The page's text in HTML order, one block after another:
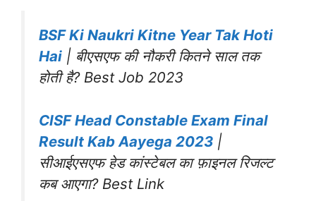
BSF Ki Naukri Kitne Year Tak Hoti
Hai | बीएसएफ की नौकरी कितने साल तक
होती है? Best Job 2023
CISF Head Constable Exam Final
Result Kab Aayega 2023 |
सीआईएसएफ हेड कांस्टेबल का फ़ाइनल रिजल्ट
कब आएगा? Best Link